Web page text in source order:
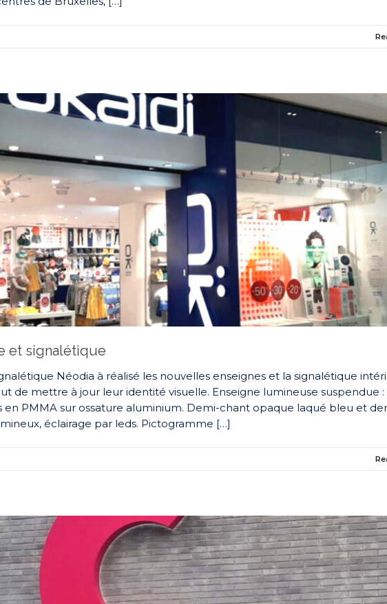
et signalétique
Néodia à réalisé les nouvelles enseignes et la signalétique
de mettre à jour leur identité visuelle. Enseigne lumineuse suspendue :
en PMMA sur ossature aluminium. Demi-chant opaque laqué bleu et
éclairage par leds. Pictogramme […]